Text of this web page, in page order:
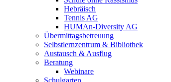
Hebräisch
Tennis AG
HUMAn-Diversity AG
Übermittagsbetreuung
Selbstlernzentrum & Bibliothek
Austausch & Ausflug
Beratung
Webinare
Schulgarten